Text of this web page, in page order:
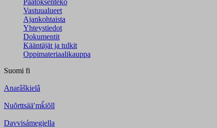
Vastuualueet
Ajankohtaista
Yhteystiedot
Dokumentit
Kääntäjät ja tulkit
Oppimateriaalikauppa
Suomi fi
Anarâškielâ
Nuõrttsääʹmǩiõll
Davvisámegiella